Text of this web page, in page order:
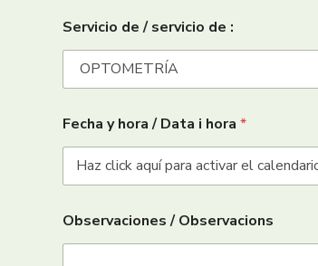
Servicio de / servicio de :
Fecha y hora / Data i hora*
Observaciones / Observacions